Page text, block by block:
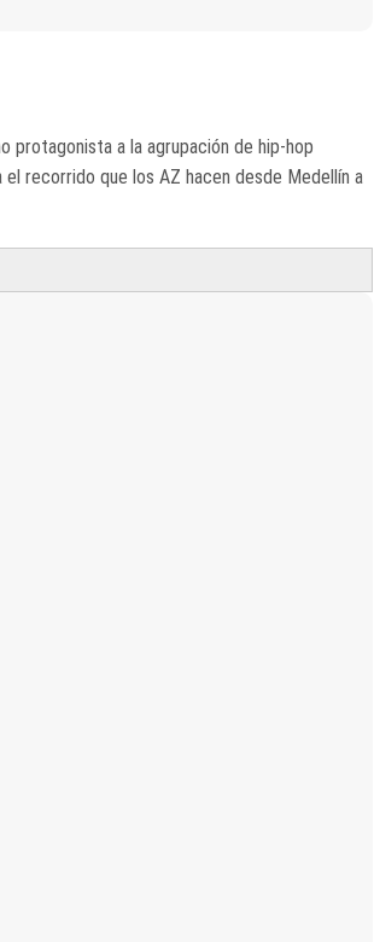
protagonista a la agrupación de hip-hop
recorrido que los AZ hacen desde Medellín a